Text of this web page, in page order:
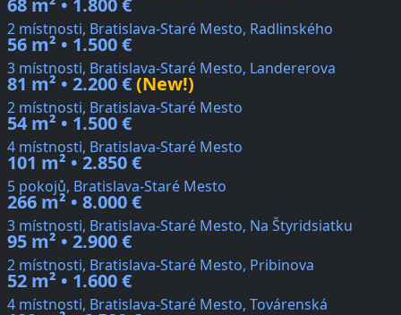
68 m² • 1.800 €
2 místnosti, Bratislava-Staré Mesto, Radlinského
56 m² • 1.500 €
3 místnosti, Bratislava-Staré Mesto, Landererova
81 m² • 2.200 €(New!)
2 místnosti, Bratislava-Staré Mesto
54 m² • 1.500 €
4 místnosti, Bratislava-Staré Mesto
101 m² • 2.850 €
5 pokojů, Bratislava-Staré Mesto
266 m² • 8.000 €
3 místnosti, Bratislava-Staré Mesto, Na Štyridsiatku
95 m² • 2.900 €
2 místnosti, Bratislava-Staré Mesto, Pribinova
52 m² • 1.600 €
4 místnosti, Bratislava-Staré Mesto, Továrenská